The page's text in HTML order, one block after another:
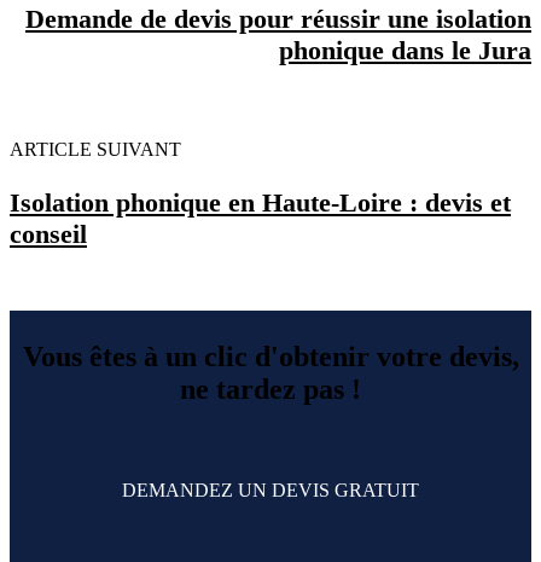
Demande de devis pour réussir une isolation
phonique dans le Jura
ARTICLE SUIVANT
Isolation phonique en Haute-Loire : devis et
conseil
Vous êtes à un clic d'obtenir votre devis,
ne tardez pas !
DEMANDEZ UN DEVIS GRATUIT